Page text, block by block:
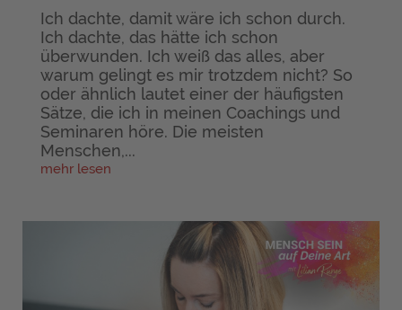
Ich dachte, damit wäre ich schon durch.
Ich dachte, das hätte ich schon
überwunden. Ich weiß das alles, aber
warum gelingt es mir trotzdem nicht? So
oder ähnlich lautet einer der häufigsten
Sätze, die ich in meinen Coachings und
Seminaren höre. Die meisten
Menschen,...
mehr lesen